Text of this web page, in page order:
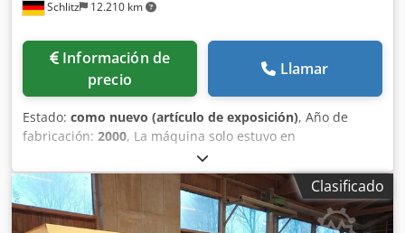
suministrar, según las necesidades, en versiones más
Schlitz 12.210 km
Información de
precio
Llamar
Estado: como nuevo (artículo de exposición), Año de
fabricación: 2000, La máquina solo estuvo en
funcionamiento durante dos semanas. Prácticamente es
nueva y no se ha utilizado. Crodpfx Aeh T Ayqel Sjf
Clasificado